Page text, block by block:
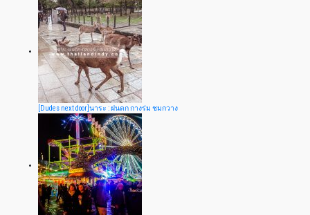
[Dudes next door]นาระ : ฝนตก กางร่ม ชมกวาง